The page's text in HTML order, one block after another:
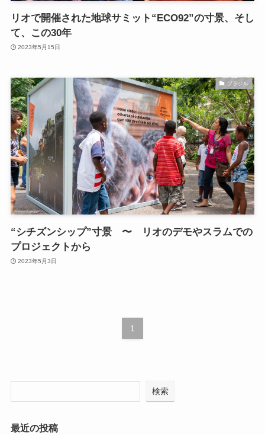
リオで開催された地球サミット“ECO92”の寸景、そし
て、この30年
2023年5月15日
ブラジル
“シチズンシップ”寸景 〜 リオのデモやスラムでの
プロジェクトから
2023年5月3日
1
検索
最近の投稿